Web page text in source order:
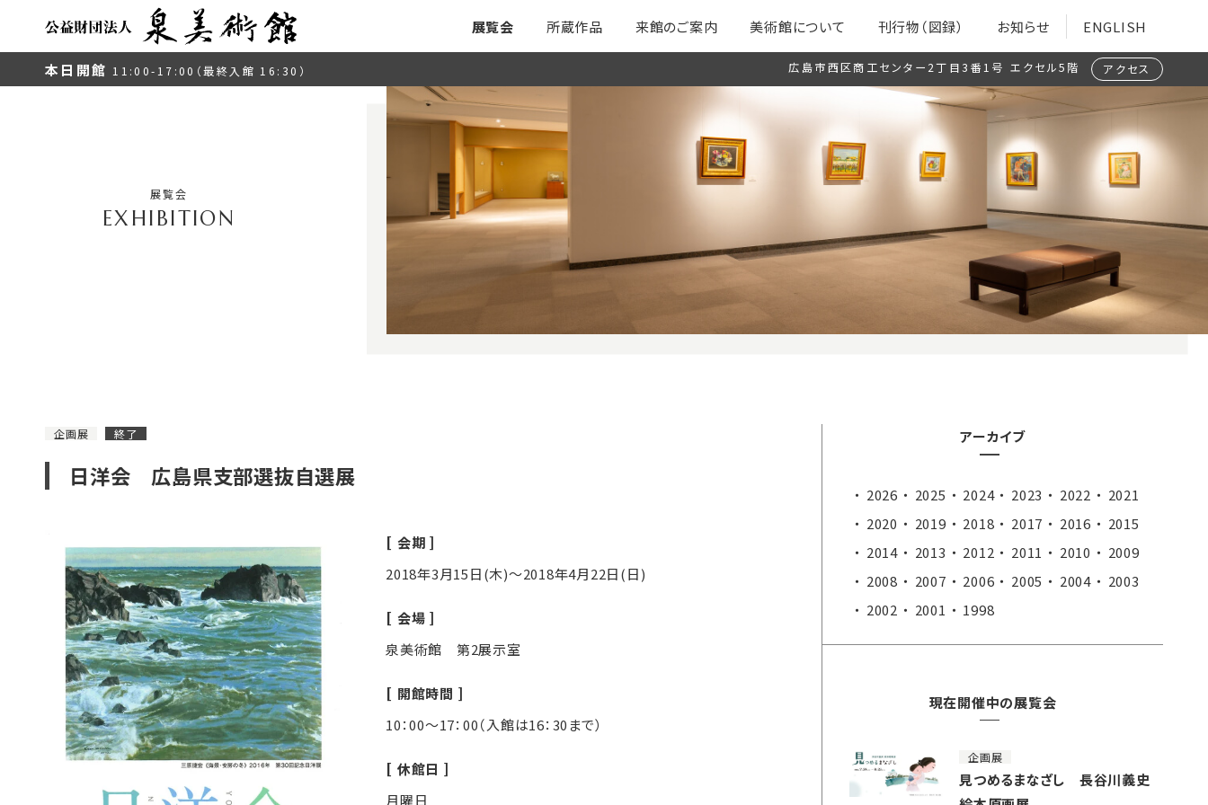
展覧会 所蔵作品 来館のご案内 美術館について 刊行物（図録） お知らせ ENGLISH
本日開館 11:00-17:00（最終入館 16:30） 広島市西区商工センター2丁目3番1号 エクセル5階 アクセス
展覧会
企画展 終了
日洋会 広島県支部選抜自選展
会期
2018年3月15日(木)～2018年4月22日(日)
会場
泉美術館 第2展示室
開館時間
10：00～17：00（入館は16：30まで）
休館日
月曜日
アーカイブ
2026 2025 2024 2023 2022
2021
2020
2019 2018 2017 2016
2015
2014
2013 2012 2011 2010
2009
2008
2007 2006 2005 2004
2003
2002
2001 1998
現在開催中の展覧会
企画展
見つめるまなざし 長谷川義史